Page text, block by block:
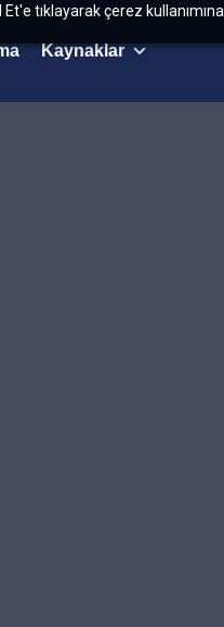
tıklayarak çerez kullanımına
Kaynaklar